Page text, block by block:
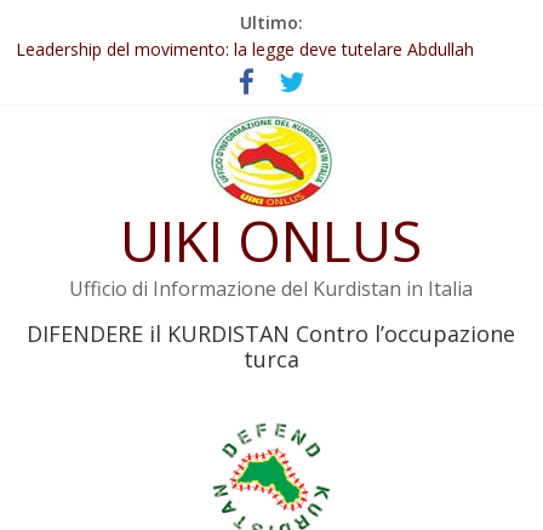
Ultimo:
Abdullah Öcalan: Le legge negativa deve essere trasformata in
legge positiva
Leadership del movimento: la legge deve tutelare Abdullah
Commissione donne del KNK: Şengal è di nuovo sotto minaccia
Non tenere conto della situazione di Rêber Apo ostacolerebbe
Il KNK chiede un’azione internazionale contro i crimini di guerra
UIKI ONLUS
Ufficio di Informazione del Kurdistan in Italia
DIFENDERE il KURDISTAN Contro l’occupazione
turca